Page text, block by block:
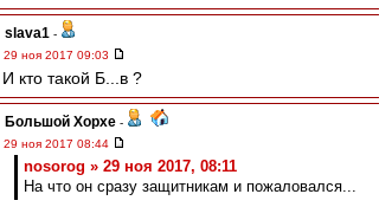
slava1 -
29 ноя 2017 09:03
И кто такой Б...в ?
Большой Хорхе -
29 ноя 2017 08:44
nosorog » 29 ноя 2017, 08:11
На что он сразу защитникам и пожаловался...